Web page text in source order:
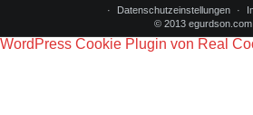
Datenschutzeinstellungen
© 2013 egurdson.com
WordPress Cookie Plugin von Real